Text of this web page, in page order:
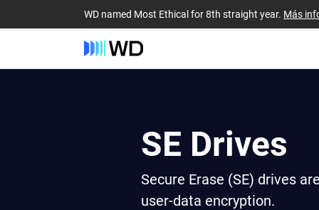
WD named Most Ethical for 8th straight year. Más
SE Drives
Secure Erase (SE) drives
user-data encryption.